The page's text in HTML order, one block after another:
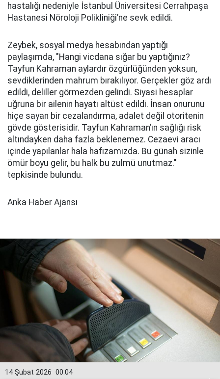
hastalığı nedeniyle İstanbul Üniversitesi Cerrahpaşa
Hastanesi Nöroloji Polikliniği’ne sevk edildi.
Zeybek, sosyal medya hesabından yaptığı
paylaşımda, "Hangi vicdana sığar bu yaptığınız?
Tayfun Kahraman aylardır özgürlüğünden yoksun,
sevdiklerinden mahrum bırakılıyor. Gerçekler göz ardı
edildi, deliller görmezden gelindi. Siyasi hesaplar
uğruna bir ailenin hayatı altüst edildi. İnsan onurunu
hiçe sayan bir cezalandırma, adalet değil otoritenin
gövde gösterisidir. Tayfun Kahraman’ın sağlığı risk
altındayken daha fazla beklenemez. Cezaevi aracı
içinde yapılanlar hala hafızamızda. Bu günah sizinle
ömür boyu gelir, bu halk bu zulmü unutmaz."
tepkisinde bulundu.
Anka Haber Ajansı
00:04
14 Şubat 2026